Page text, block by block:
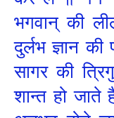
भगवान्‌ की
दुर्लभ ज्ञान
सागर की
शान्त हो